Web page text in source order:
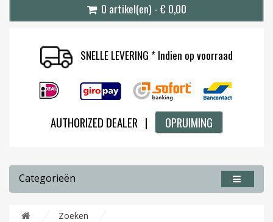
0 artikel(en) - € 0,00
SNELLE LEVERING * Indien op voorraad
AUTHORIZED DEALER | OPRUIMING
Categorieën
Zoeken